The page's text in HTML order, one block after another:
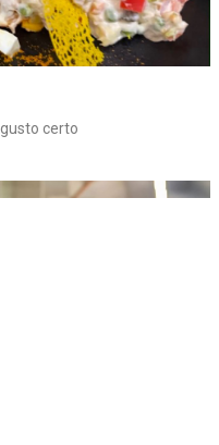
certo